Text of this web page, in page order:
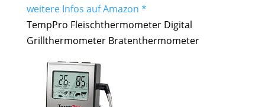
weitere Infos auf Amazon *
TempPro Fleischthermometer Digital
Grillthermometer Bratenthermometer